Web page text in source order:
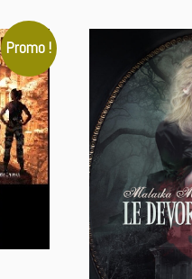
Promo !